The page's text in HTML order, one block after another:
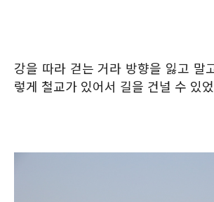
강을 따라 걷는 거라 방향을 잃고 말
렇게 철교가 있어서 길을 건널 수 있